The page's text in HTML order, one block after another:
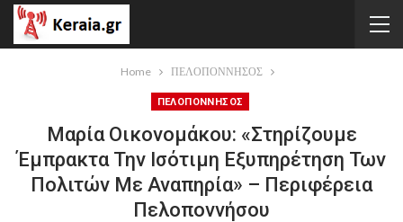
Home ΠΕΛΟΠΟΝΝΗΣΟΣ
ΠΕΛΟΠΟΝΝΗΣΟΣ
Μαρία Οικονομάκου: «Στηρίζουμε
Έμπρακτα Την Ισότιμη Εξυπηρέτηση Των
Πολιτών Με Αναπηρία» – Περιφέρεια
Πελοποννήσου